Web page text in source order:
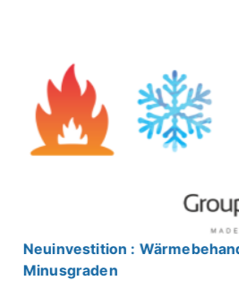
: Wärmebehandlung bei